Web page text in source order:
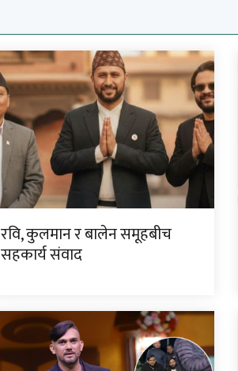
रवि, कुलमान र बालेन समूहबीच
सहकार्य संवाद